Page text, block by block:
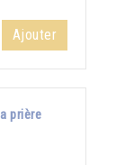
Ajouter
prière